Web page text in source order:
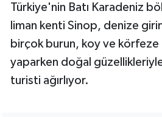
Türkiye'nin Batı Karadeniz
liman kenti Sinop, denize
birçok burun, koy ve körfeze
yaparken doğal
turisti ağırlıyor.